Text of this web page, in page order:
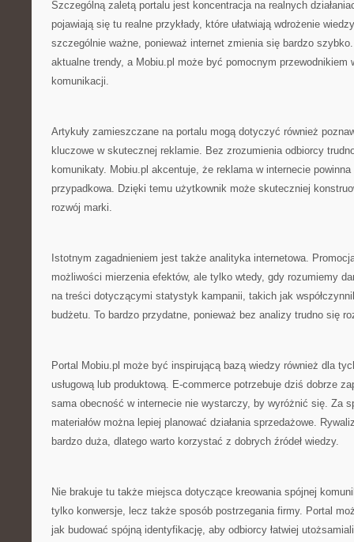
Szczególną zaletą portalu jest koncentracja na realnych
pojawiają się tu realne przykłady, które ułatwiają wdrożenie
szczególnie ważne, ponieważ internet zmienia się bardzo
aktualne trendy, a Mobiu.pl może być pomocnym przewodnikiem
komunikacji.
Artykuły zamieszczane na portalu mogą dotyczyć również
kluczowe w skutecznej reklamie. Bez zrozumienia odbiorcy
komunikaty. Mobiu.pl akcentuje, że reklama w internecie
przypadkowa. Dzięki temu użytkownik może skuteczniej
rozwój marki.
Istotnym zagadnieniem jest także analityka internetowa.
możliwości mierzenia efektów, ale tylko wtedy, gdy rozumiemy
na treści dotyczącymi statystyk kampanii, takich jak
budżetu. To bardzo przydatne, ponieważ bez analizy trudno się
Portal Mobiu.pl może być inspirującą bazą wiedzy również dla
usługową lub produktową. E-commerce potrzebuje dziś dobrze
sama obecność w internecie nie wystarczy, by wyróżnić się. Za
materiałów można lepiej planować działania sprzedażowe.
bardzo duża, dlatego warto korzystać z dobrych źródeł wiedzy.
Nie brakuje tu także miejsca dotyczące kreowania spójnej
tylko konwersje, lecz także sposób postrzegania firmy. Portal
jak budować spójną identyfikację, aby odbiorcy łatwiej